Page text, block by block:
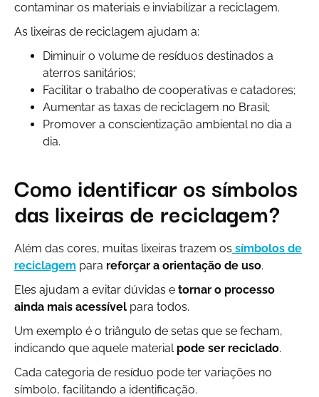
contaminar os materiais e inviabilizar a reciclagem.
As lixeiras de reciclagem ajudam a:
Diminuir o volume de resíduos destinados a
aterros sanitários;
Facilitar o trabalho de cooperativas e catadores;
Aumentar as taxas de reciclagem no Brasil;
Promover a conscientização ambiental no dia a
dia.
Como identificar os símbolos
das lixeiras de reciclagem?
Além das cores, muitas lixeiras trazem os símbolos de
reciclagem para reforçar a orientação de uso.
Eles ajudam a evitar dúvidas e tornar o processo
ainda mais acessível para todos.
Um exemplo é o triângulo de setas que se fecham,
indicando que aquele material pode ser reciclado.
Cada categoria de resíduo pode ter variações no
símbolo, facilitando a identificação.